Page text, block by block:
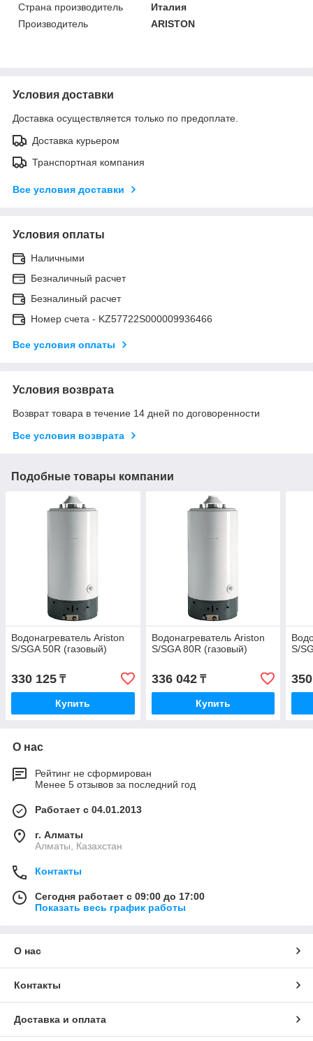
Страна производитель
Италия
Производитель
ARISTON
Условия доставки
Доставка осуществляется только по предоплате.
Доставка курьером
Транспортная компания
Все условия доставки
Условия оплаты
Наличными
Безналичный расчет
Безналиный расчет
Номер счета - KZ57722S000009936466
Все условия оплаты
Условия возврата
Возврат товара в течение 14 дней по договоренности
Все условия возврата
Подобные товары компании
Водонагреватель Ariston
S/SGA 50R (газовый)
330 125 ₸
Купить
Водонагреватель Ariston
S/SGA 80R (газовый)
336 042₸
Купить
S/
О нас
Рейтинг не сформирован
Менее 5 отзывов за последний год
Работает с 04.01.2013
г. Алматы
Алматы, Казахстан
Контакты
Сегодня работает с 09:00 до 17:00
Показать весь график работы
О нас
Контакты
Доставка и оплата